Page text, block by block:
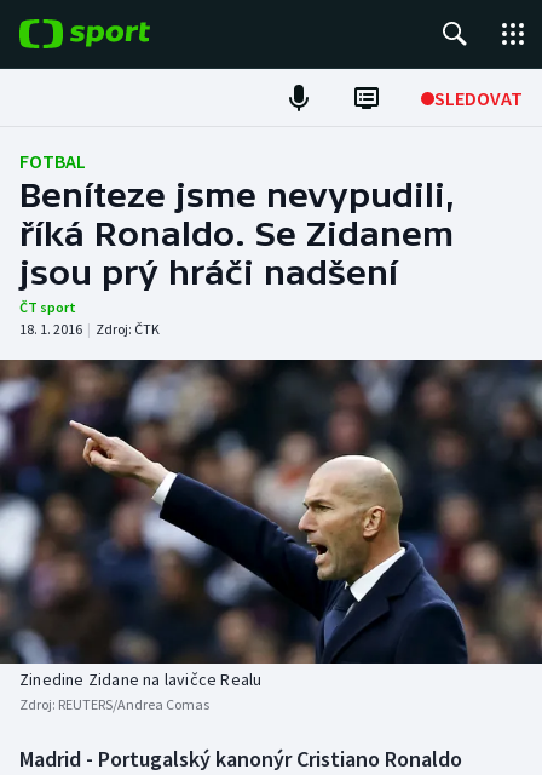
SLEDOVAT
Fotbal
Hokej
Tenis
Atletika
Cyklistika
DALŠÍ SPORTY
Americký fotbal
Baseball a softbal
Biatlon
NEPŘEHLÉDNĚTE
Soutěže
Aplikace ČT sport
FOTBAL
Beníteze jsme nevypudili,
říká Ronaldo. Se Zidanem
jsou prý hráči nadšení
ČT sport
18. 1. 2016 | Zdroj: ČTK
Zinedine Zidane na lavičce Realu
Zdroj: REUTERS/Andrea Comas
Madrid - Portugalský kanonýr Cristiano Ronaldo